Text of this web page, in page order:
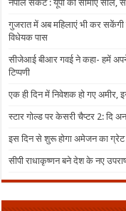
नेपाल संकट : यूपी की सीमाएं सील,
गुजरात में अब महिलाएं भी कर
विधेयक पास
सीजेआई बीआर गवई ने कहा- हमें अपने
टिप्पणी
एक ही दिन में निवेशक हो गए अमीर,
स्टार गोल्ड पर केसरी चैप्टर 2: दि
इस दिन से शुरू होगा अमेजन का
सीपी राधाकृष्णन बने देश के नए